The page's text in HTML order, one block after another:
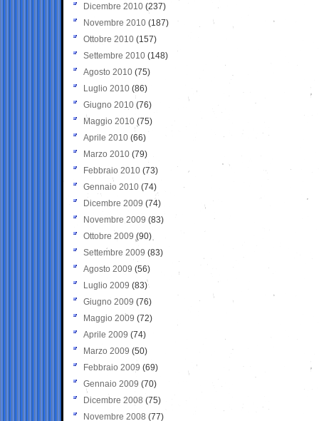
Dicembre 2010 (237)
Novembre 2010 (187)
Ottobre 2010 (157)
Settembre 2010 (148)
Agosto 2010 (75)
Luglio 2010 (86)
Giugno 2010 (76)
Maggio 2010 (75)
Aprile 2010 (66)
Marzo 2010 (79)
Febbraio 2010 (73)
Gennaio 2010 (74)
Dicembre 2009 (74)
Novembre 2009 (83)
Ottobre 2009 (90)
Settembre 2009 (83)
Agosto 2009 (56)
Luglio 2009 (83)
Giugno 2009 (76)
Maggio 2009 (72)
Aprile 2009 (74)
Marzo 2009 (50)
Febbraio 2009 (69)
Gennaio 2009 (70)
Dicembre 2008 (75)
Novembre 2008 (77)